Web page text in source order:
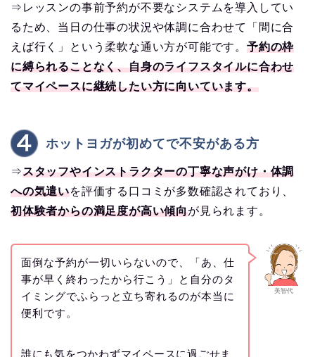
⇒レッスンの事前予約が不要なシステムを導入してい
るため、当日の仕事の状況や体調に合わせて「間に合
えば行く」という柔軟な通い方が可能です。 予約の枠
に縛られることなく、自身のライフスタイルに合わせ
てマイペースに継続したい方に向いています。
ホットヨガが初めてで不安がある方
⇒スタッフやインストラクターの丁寧な声がけ・体調
への気遣いを評価する口コミが多数確認されており、
初体験者からの満足度が高い傾向が見られます。
美智代
面倒な予約が一切いらないので、「あ、仕
事が早く終わったから行こう」と自分のタ
イミングでふらっと立ち寄れるのが本当に
便利です。
誰にも気をつかわずマイペースに過ごせま